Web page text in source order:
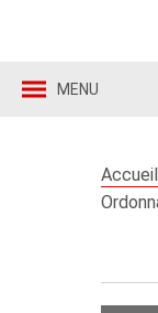
MENU
Accueil